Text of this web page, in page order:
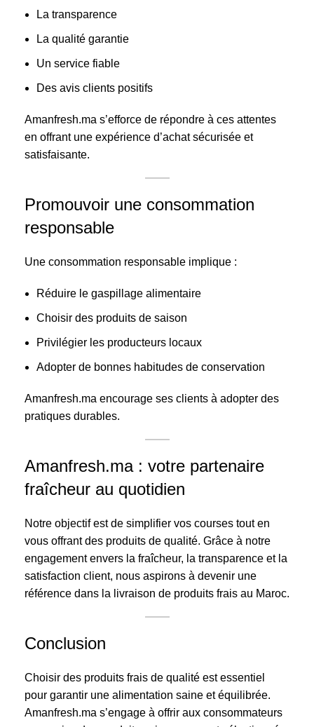
La transparence
La qualité garantie
Un service fiable
Des avis clients positifs
Amanfresh.ma s’efforce de répondre à ces attentes
en offrant une expérience d’achat sécurisée et
satisfaisante.
Promouvoir une consommation
responsable
Une consommation responsable implique :
Réduire le gaspillage alimentaire
Choisir des produits de saison
Privilégier les producteurs locaux
Adopter de bonnes habitudes de conservation
Amanfresh.ma encourage ses clients à adopter des
pratiques durables.
Amanfresh.ma : votre partenaire
fraîcheur au quotidien
Notre objectif est de simplifier vos courses tout en
vous offrant des produits de qualité. Grâce à notre
engagement envers la fraîcheur, la transparence et la
satisfaction client, nous aspirons à devenir une
référence dans la livraison de produits frais au Maroc.
Conclusion
Choisir des produits frais de qualité est essentiel
pour garantir une alimentation saine et équilibrée.
Amanfresh.ma s’engage à offrir aux consommateurs